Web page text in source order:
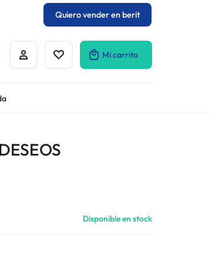
Quiero vender en berit
Mi carrito
Disponible en stock